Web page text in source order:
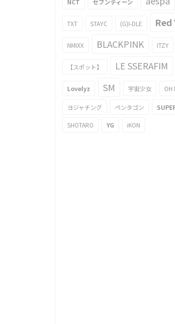
NCT セブンティーン
TXT STAYC (G)I-DLE
NMIXX BLACKPINK ITZY
【スポット】 LE SSERAFIM
Lovelyz SM 宇宙少女 OH
ヨジャチング ペンタゴン
SHOTARO YG iKON